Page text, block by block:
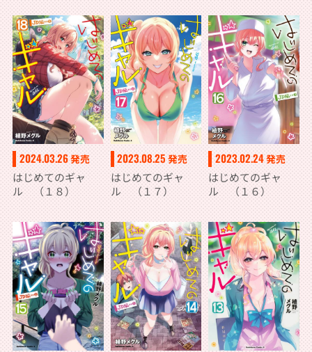
2024.03.26発売
はじめてのギャ
ル （１８）
2023.08.25 発売
はじめてのギャ
ル （１７）
2023.02.24発売
はじめてのギャ
ル （１６）